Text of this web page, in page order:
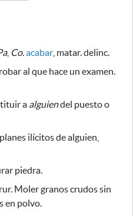
, Co.acabar , matar. delinc.
al que hace un examen.
a alguiendel puesto o
ilícitos de alguien,
piedra.
Moler granos crudos sin
en polvo.